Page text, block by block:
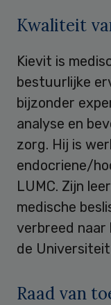
Kwaliteit
Kievit is
bestuurlijke
bijzonder
analyse en
zorg. Hij is
endocriene/
LUMC. Zijn
medische
verbreed naar
de
Raad van